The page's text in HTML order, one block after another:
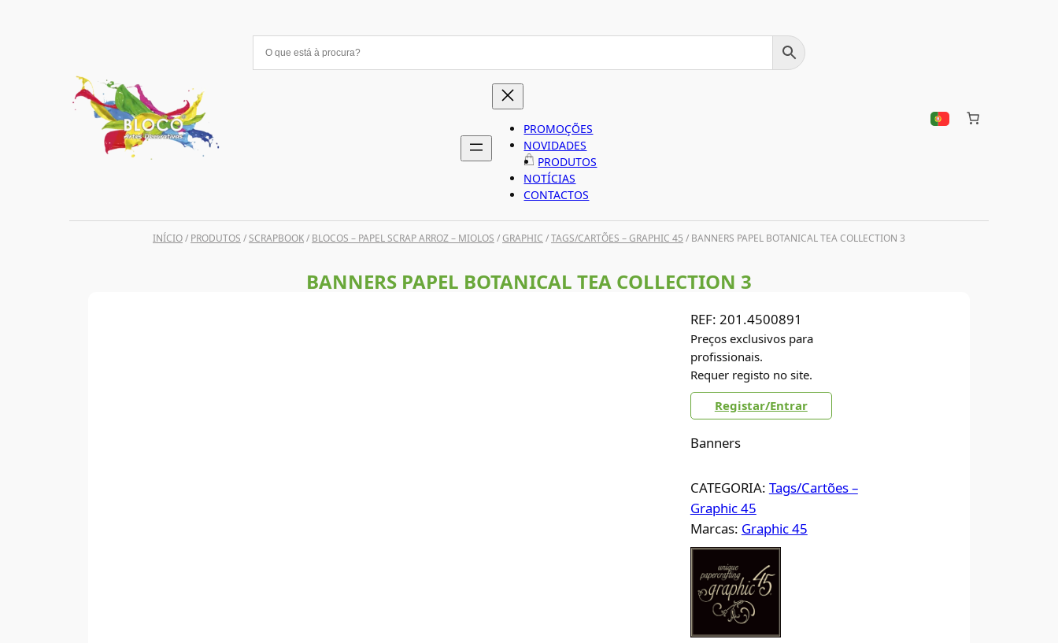
PROMOÇÕES
NOVIDADES
PRODUTOS
NOTÍCIAS
CONTACTOS
INÍCIO/ PRODUTOS /SCRAPBOOK/ BLOCOS – PAPEL SCRAP ARROZ – MIOLOS /GRAPHIC /TAGS/CARTÕES – GRAPHIC 45 / BANNERS PAPEL BOTANICAL TEA COLLECTION 3
BANNERS PAPEL BOTANICAL TEA COLLECTION 3
REF: 201.4500891
Preços exclusivos para
profissionais.
Requer registo no site.
Registar/Entrar
Banners
CATEGORIA: Tags/Cartões –
Graphic 45
Marcas: Graphic 45